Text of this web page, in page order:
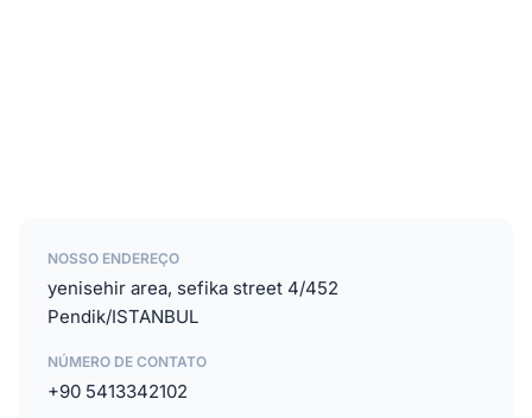
NOSSO ENDEREÇO
yenisehir area, sefika street 4/452
Pendik/ISTANBUL
NÚMERO DE CONTATO
+90 5413342102